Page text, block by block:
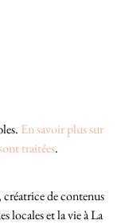
En savoir plus sur
traitées.
de contenus
locales et la vie à La